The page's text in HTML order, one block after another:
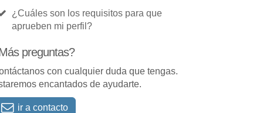
¿Cuáles son los requisitos para que
aprueben mi perfil?
preguntas?
con cualquier duda que tengas.
encantados de ayudarte.
ir a contacto